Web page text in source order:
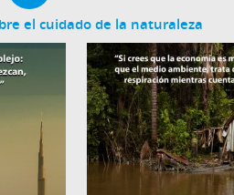
el cuidado de la naturaleza